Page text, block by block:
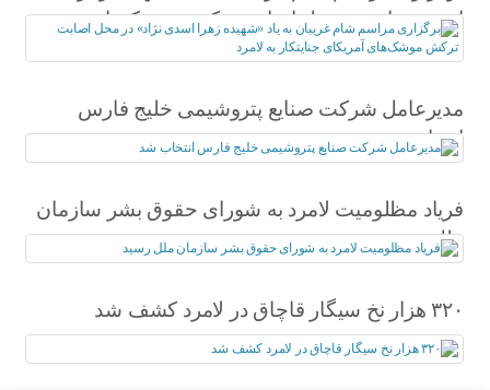
اسدی نژاد» در محل اصابت ترکش موشک‌های
آمریکای جنایتکار به لامرد
مدیرعامل شرکت صنایع پتروشیمی خلیج فارس
انتخاب شد
فریاد مظلومیت لامرد به شورای حقوق بشر سازمان
ملل رسید
۳۲۰ هزار نخ سیگار قاچاق در لامرد کشف شد